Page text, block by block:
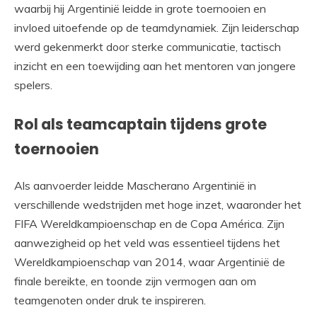
waarbij hij Argentinië leidde in grote toernooien en
invloed uitoefende op de teamdynamiek. Zijn leiderschap
werd gekenmerkt door sterke communicatie, tactisch
inzicht en een toewijding aan het mentoren van jongere
spelers.
Rol als teamcaptain tijdens grote
toernooien
Als aanvoerder leidde Mascherano Argentinië in
verschillende wedstrijden met hoge inzet, waaronder het
FIFA Wereldkampioenschap en de Copa América. Zijn
aanwezigheid op het veld was essentieel tijdens het
Wereldkampioenschap van 2014, waar Argentinië de
finale bereikte, en toonde zijn vermogen aan om
teamgenoten onder druk te inspireren.